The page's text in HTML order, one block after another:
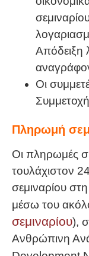
Απόδειξη
Οι
Πληρωμή
Οι πληρωμές
τουλάχιστον
σεμιναρίου
μέσω του
σεμιναρίου),
Ανθρώπινη